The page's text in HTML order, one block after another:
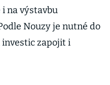
na výstavbu
Nouzy je nutné do
zapojit i